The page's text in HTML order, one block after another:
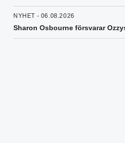
NYHET - 06.08.2026
Sharon Osbourne försvarar